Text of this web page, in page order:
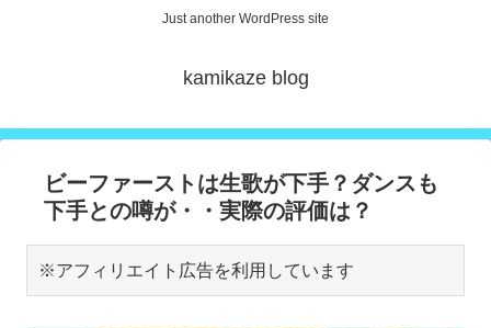
Just another WordPress site
kamikaze blog
ビーファーストは生歌が下手？ダンスも
下手との噂が・・実際の評価は？
※アフィリエイト広告を利用しています